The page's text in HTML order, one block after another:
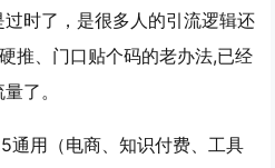
时了，是很多人的引流逻辑还
推、门口贴个码的老办法,已经
了。
用（电商、知识付费、工具